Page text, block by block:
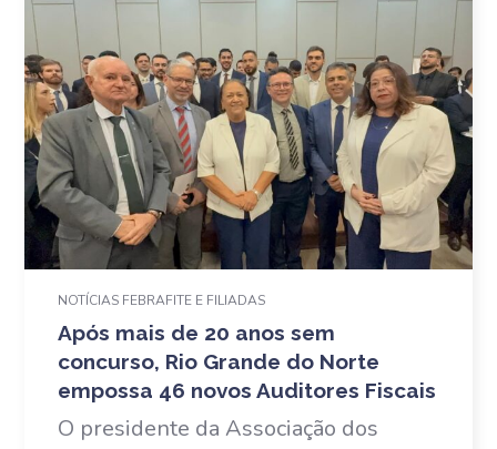
NOTÍCIAS FEBRAFITE E FILIADAS
Após mais de 20 anos sem
concurso, Rio Grande do Norte
empossa 46 novos Auditores Fiscais
O presidente da Associação dos